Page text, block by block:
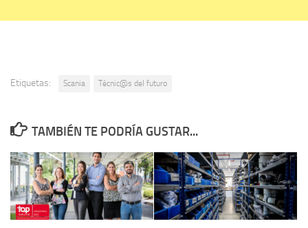
Etiquetas: Scania Técnic@s del futuro
TAMBIÉN TE PODRÍA GUSTAR...